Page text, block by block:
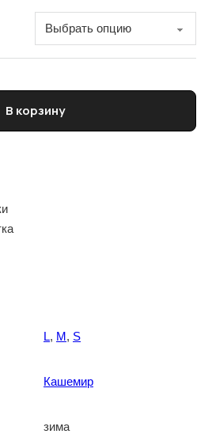
женская ELEVENTY
В корзину
L, M, S
Кашемир
зима